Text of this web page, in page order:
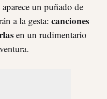
un puñado de
a la gesta: canciones
en un rudimentario